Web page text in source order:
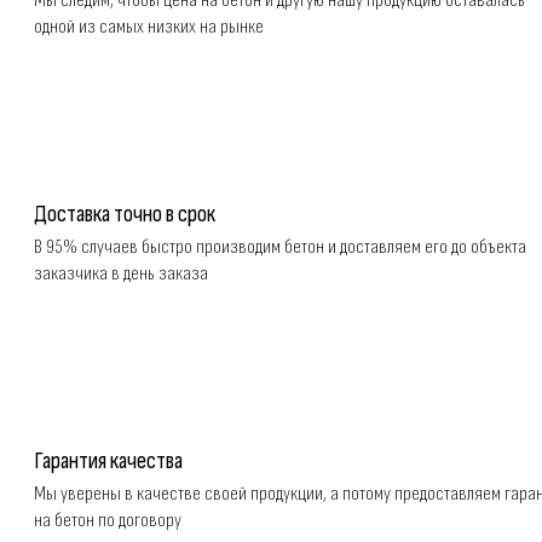
одной из самых низких на рынке
Доставка точно в срок
В 95% случаев быстро производим бетон и доставляем его до объекта
заказчика в день заказа
Гарантия качества
Мы уверены в качестве своей продукции, а потому предоставляем
на бетон по договору